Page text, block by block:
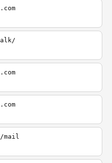
mail